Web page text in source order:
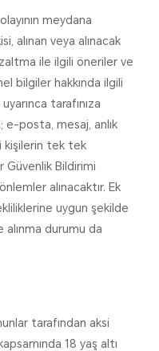
meydana
alınan veya alınacak
ile ilgili öneriler ve
bilgiler hakkında ilgili
tarafınıza
e-posta, mesaj, anlık
kişilerin tek tek
Güvenlik Bildirimi
alınacaktır. Ek
uygun şekilde
alınma durumu da
tarafından aksi
18 yaş altı